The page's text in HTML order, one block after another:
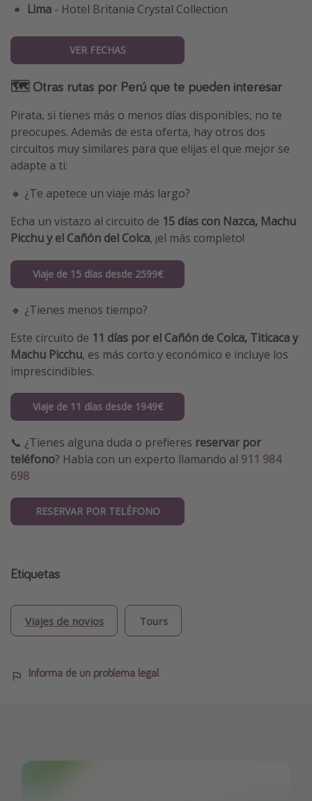
Lima - Hotel Britania Crystal Collection
VER FECHAS
🗺️ Otras rutas por Perú que te pueden interesar
Pirata, si tienes más o menos días disponibles, no te
preocupes. Además de esta oferta, hay otros dos
circuitos muy similares para que elijas el que mejor se
adapte a ti:
🔸 ¿Te apetece un viaje más largo?
Echa un vistazo al circuito de 15 días con Nazca, Machu
Picchu y el Cañón del Colca, ¡el más completo!
Viaje de 15 días desde 2599€
🔸 ¿Tienes menos tiempo?
Este circuito de 11 días por el Cañón de Colca, Titicaca y
Machu Picchu, es más corto y económico e incluye los
imprescindibles.
Viaje de 11 días desde 1949€
📞 ¿Tienes alguna duda o prefieres reservar por
teléfono? Habla con un experto llamando al 911 984
698
RESERVAR POR TELÉFONO
Etiquetas
Viajes de novios Tours
Informa de un problema legal